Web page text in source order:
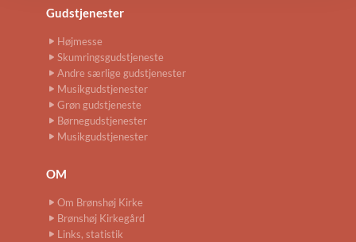
Gudstjenester
Højmesse
Skumringsgudstjeneste
Andre særlige gudstjenester
Musikgudstjenester
Grøn gudstjeneste
Børnegudstjenester
Musikgudstjenester
OM
Om Brønshøj Kirke
Brønshøj Kirkegård
Links, statistik